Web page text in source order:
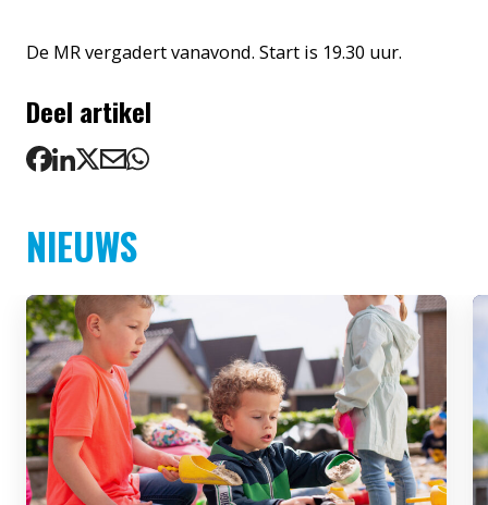
De MR vergadert vanavond. Start is 19.30 uur.
Deel artikel
NIEUWS